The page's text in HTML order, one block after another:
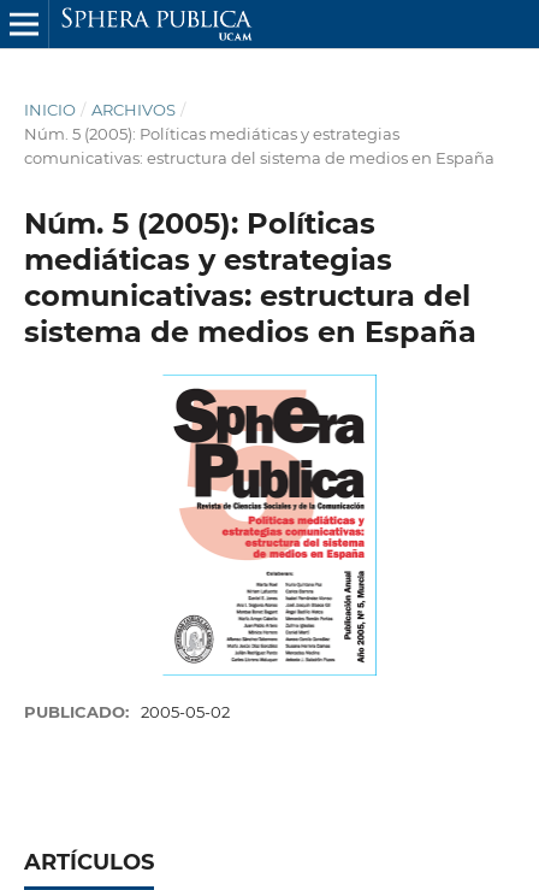
INICIO / ARCHIVOS /
Núm. 5 (2005): Políticas mediáticas y estrategias
comunicativas: estructura del sistema de medios en España
Núm. 5 (2005): Políticas
mediáticas y estrategias
comunicativas: estructura del
sistema de medios en España
PUBLICADO: 2005-05-02
ARTÍCULOS